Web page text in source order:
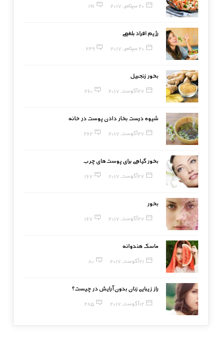
20 سپتامبر, 2017 191
رژیم افراد بلغمی
20 سپتامبر, 2017 249
بخور زنجبیل
27 آگوست, 2017 260
شیوه درست بخار دادن پوست در خانه
27 آگوست, 2017 262
بخور گیاهی برای پوست‌های چرب
27 آگوست, 2017 167
بخور
27 آگوست, 2017 167
ماسک هندوانه
21 آگوست, 2017 80
راز زیبایی زنان بدون آرایش در چیست؟
12 آگوست, 2017 285